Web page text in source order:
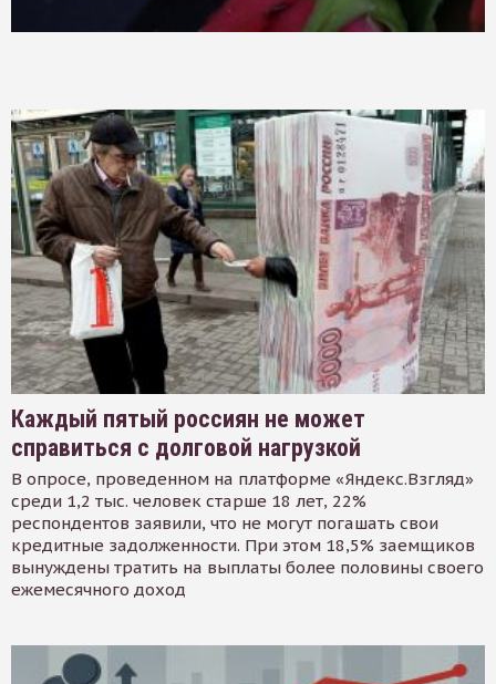
Каждый пятый россиян не может
справиться с долговой нагрузкой
В опросе, проведенном на платформе «Яндекс.Взгляд»
среди 1,2 тыс. человек старше 18 лет, 22%
респондентов заявили, что не могут погашать свои
кредитные задолженности. При этом 18,5% заемщиков
вынуждены тратить на выплаты более половины своего
ежемесячного доход